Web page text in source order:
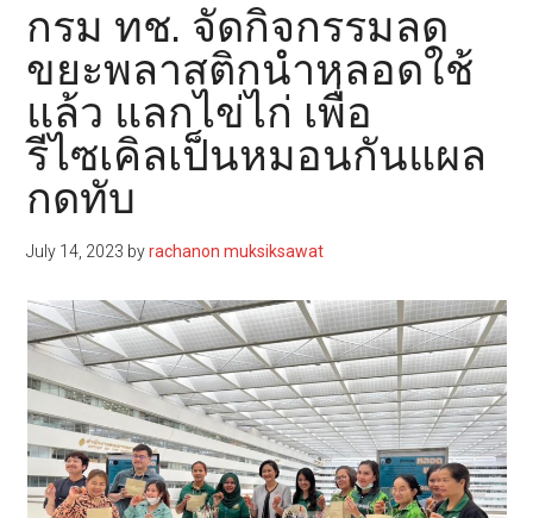
กรม ทช. จัดกิจกรรมลด
ขยะพลาสติกนำหลอดใช้
แล้ว แลกไข่ไก่ เพื่อ
รีไซเคิลเป็นหมอนกันแผล
กดทับ
July 14, 2023 byrachanon muksiksawat